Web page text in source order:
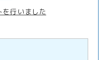
を行いました